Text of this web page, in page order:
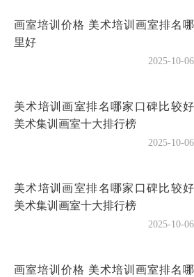
画室培训价格 美术培训画室排名哪
里好
2025-10-06
美术培训画室排名哪家口碑比较好
美术集训画室十大排行榜
2025-10-06
美术培训画室排名哪家口碑比较好
美术集训画室十大排行榜
2025-10-06
画室培训价格 美术培训画室排名哪